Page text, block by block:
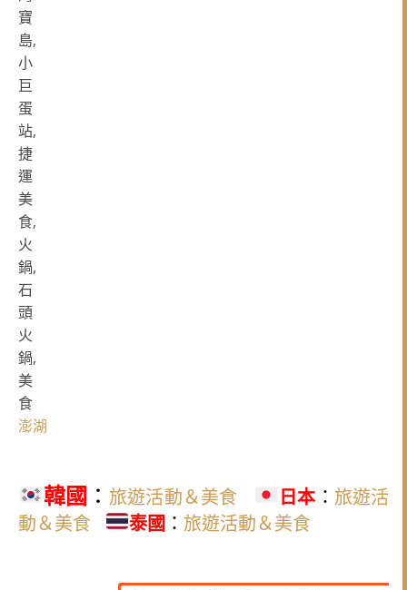
澎湖
韓國 ： 旅遊活動＆美食 日本： 旅遊活
動＆美食
泰國 ： 旅遊活動＆美食